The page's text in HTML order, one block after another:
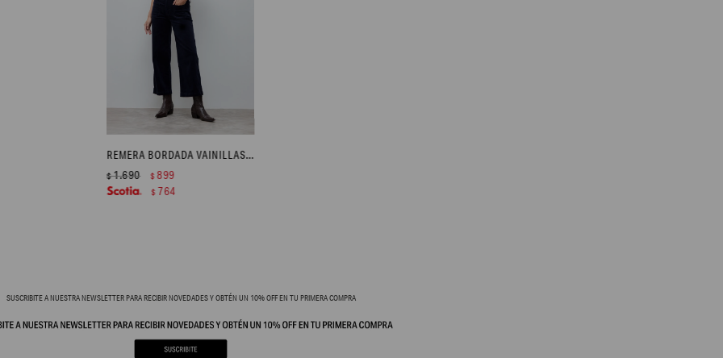
REMERA BORDADA VAINILLAS - BLANCO
$1.690 $899
$ 764
SUSCRIBITE A NUESTRA NEWSLETTER PARA RECIBIR NOVEDADES Y OBTÉN UN 10% OFF EN TU PRIMERA COMPRA